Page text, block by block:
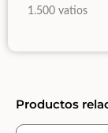
1.500 vatios
Productos